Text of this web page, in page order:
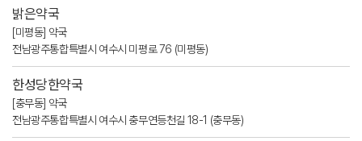
밝은약국
[미평동] 약국
전남광주통합특별시 여수시 미평로 76 (미평동)
한성당한약국
[충무동] 약국
전남광주통합특별시 여수시 충무연등천길 18-1 (충무동)